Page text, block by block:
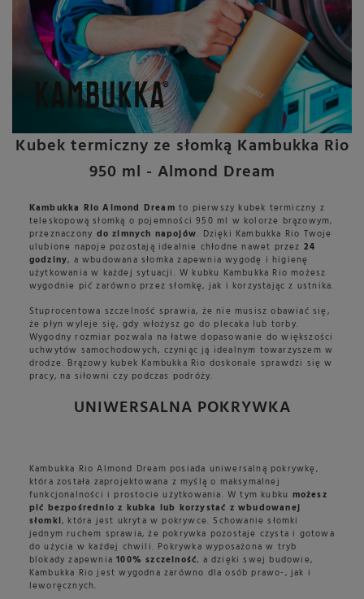
Kubek termiczny ze słomką Kambukka Rio
950 ml - Almond Dream
Kambukka Rio Almond Dream to pierwszy kubek termiczny z
teleskopową słomką o pojemności 950 ml w kolorze brązowym,
przeznaczony do zimnych napojów. Dzięki Kambukka Rio Twoje
ulubione napoje pozostają idealnie chłodne nawet przez 24
godziny, a wbudowana słomka zapewnia wygodę i higienę
użytkowania w każdej sytuacji. W kubku Kambukka Rio możesz
wygodnie pić zarówno przez słomkę, jak i korzystając z ustnika.
Stuprocentowa szczelność sprawia, że nie musisz obawiać się,
że płyn wyleje się, gdy włożysz go do plecaka lub torby.
Wygodny rozmiar pozwala na łatwe dopasowanie do większości
uchwytów samochodowych, czyniąc ją idealnym towarzyszem w
drodze. Brązowy kubek Kambukka Rio doskonale sprawdzi się w
pracy, na siłowni czy podczas podróży.
UNIWERSALNA POKRYWKA
Kambukka Rio Almond Dream posiada uniwersalną pokrywkę,
która została zaprojektowana z myślą o maksymalnej
funkcjonalności i prostocie użytkowania. W tym kubku możesz
pić bezpośrednio z kubka lub korzystać z wbudowanej
słomki, która jest ukryta w pokrywce. Schowanie słomki
jednym ruchem sprawia, że pokrywka pozostaje czysta i gotowa
do użycia w każdej chwili. Pokrywka wyposażona w tryb
blokady zapewnia100% szczelność, a dzięki swej budowie,
Kambukka Rio jest wygodna zarówno dla osób prawo-, jak i
leworęcznych.